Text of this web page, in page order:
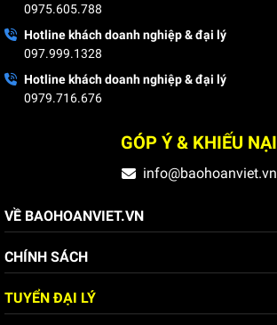
0975.605.788
Hotline khách doanh nghiệp & đại lý
097.999.1328
Hotline khách doanh nghiệp & đại lý
0979.716.676
GÓP Ý & KHIẾU NẠI
info@baohoanviet.vn
VỀ BAOHOANVIET.VN
CHÍNH SÁCH
TUYỂN ĐẠI LÝ